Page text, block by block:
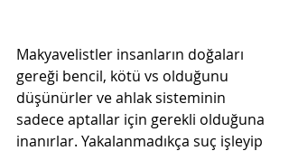
Makyavelistler insanların doğaları
gereği bencil, kötü vs olduğunu
düşünürler ve ahlak sisteminin
sadece aptallar için gerekli olduğuna
inanırlar. Yakalanmadıkça suç işleyip